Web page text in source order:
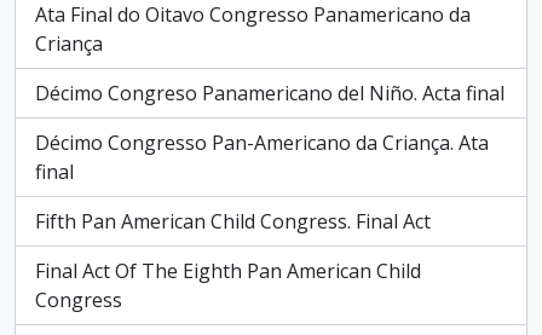
Ata Final do Oitavo Congresso Panamericano da
Criança
Décimo Congreso Panamericano del Niño. Acta final
Décimo Congresso Pan-Americano da Criança. Ata
final
Fifth Pan American Child Congress. Final Act
Final Act Of The Eighth Pan American Child
Congress